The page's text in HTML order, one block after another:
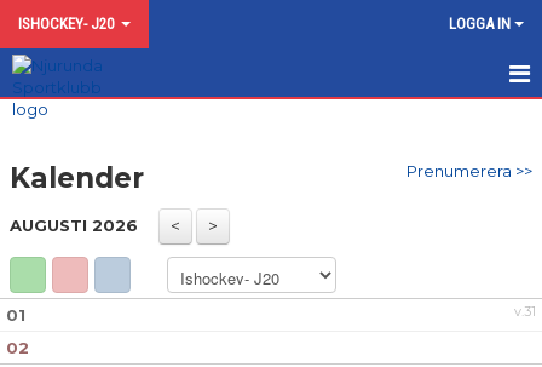
ISHOCKEY- J20 LOGGA IN
HEM
NYHETER
KALENDER
Prenumerera >>
Kalender
AUGUSTI 2026
v.31
01
02